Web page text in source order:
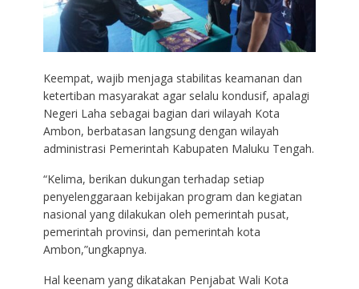
Keempat, wajib menjaga stabilitas keamanan dan
ketertiban masyarakat agar selalu kondusif, apalagi
Negeri Laha sebagai bagian dari wilayah Kota
Ambon, berbatasan langsung dengan wilayah
administrasi Pemerintah Kabupaten Maluku Tengah.
“Kelima, berikan dukungan terhadap setiap
penyelenggaraan kebijakan program dan kegiatan
nasional yang dilakukan oleh pemerintah pusat,
pemerintah provinsi, dan pemerintah kota
Ambon,”ungkapnya.
Hal keenam yang dikatakan Penjabat Wali Kota